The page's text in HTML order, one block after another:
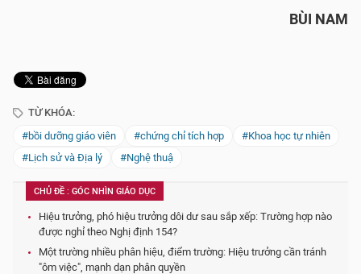
BÙI NAM
TỪ KHÓA:
#bồi dưỡng giáo viên
#chứng chỉ tích hợp
#Khoa học tự nhiên
#Lịch sử và Địa lý
#Nghệ thuậ
CHỦ ĐỀ : GÓC NHÌN GIÁO DỤC
Hiệu trưởng, phó hiệu trưởng dôi dư sau sắp xếp: Trường hợp nào
được nghỉ theo Nghị định 154?
Một trường nhiều phân hiệu, điểm trường: Hiệu trưởng cần tránh
"ôm việc", mạnh dạn phân quyền